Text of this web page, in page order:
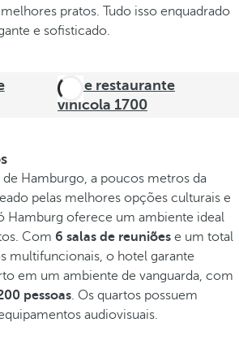
pratos. Tudo isso enquadrado
e sofisticado.
Bar e restaurante
vinícola 1700
Hamburgo, a poucos metros da
pelas melhores opções culturais e
Hamburg oferece um ambiente ideal
Com 6 salas de reuniões e um total
multifuncionais, o hotel garante
em um ambiente de vanguarda, com
pessoas. Os quartos possuem
audiovisuais.